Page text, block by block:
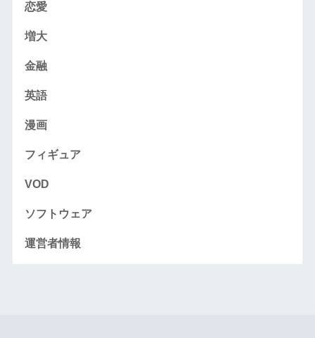
恋愛
増大
金融
英語
漫画
フィギュア
VOD
ソフトウェア
運営者情報